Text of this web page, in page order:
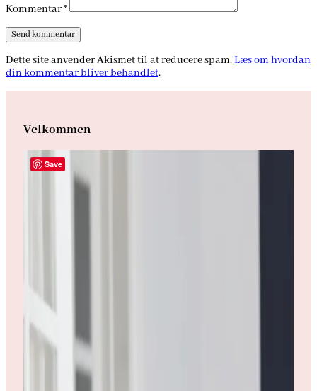
Kommentar*
Dette site anvender Akismet til at reducere spam.Læs om hvordan
din kommentar bliver behandlet.
Velkommen
Save